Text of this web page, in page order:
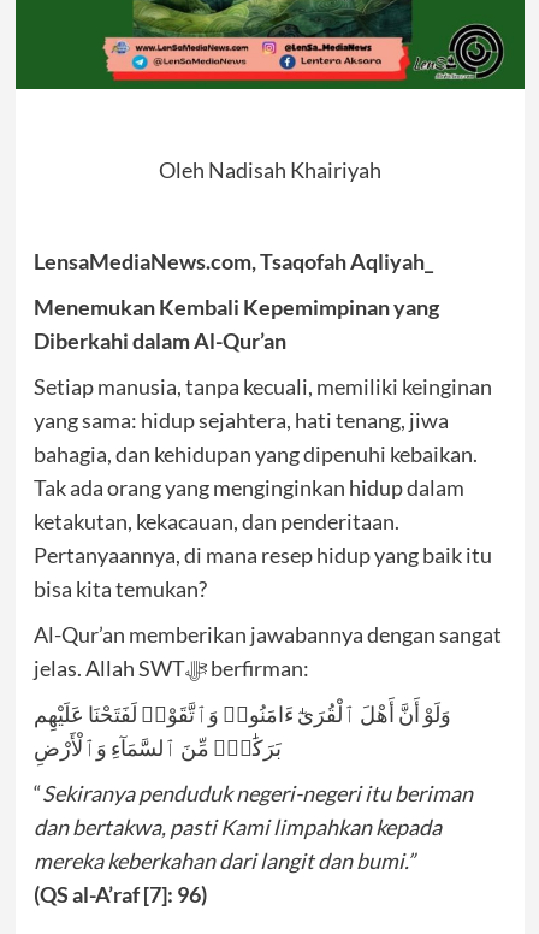
Oleh Nadisah Khairiyah
LensaMediaNews.com, Tsaqofah Aqliyah_
Menemukan Kembali Kepemimpinan yang
Diberkahi dalam Al-Qur’an
Setiap manusia, tanpa kecuali, memiliki keinginan
yang sama: hidup sejahtera, hati tenang, jiwa
bahagia, dan kehidupan yang dipenuhi kebaikan.
Tak ada orang yang menginginkan hidup dalam
ketakutan, kekacauan, dan penderitaan.
Pertanyaannya, di mana resep hidup yang baik itu
bisa kita temukan?
Al-Qur’an memberikan jawabannya dengan sangat
jelas. Allah SWTﷻ berfirman:
وَلَوْ أَنَّ أَهْلَ ٱلْقُرَىٰٓ ءَامَنُوا۟ وَٱتَّقَوْا۟ لَفَتَحْنَا عَلَيْهِم
بَرَكَٰتٍۢ مِّنَ ٱلسَّمَآءِ وَٱلْأَرْضِ
“Sekiranya penduduk negeri-negeri itu beriman
dan bertakwa, pasti Kami limpahkan kepada
mereka keberkahan dari langit dan bumi.”
(QS al-A’raf [7]: 96)